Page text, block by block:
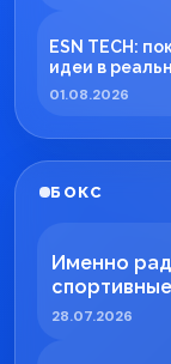
ESN TECH:
идеи в
01.08.2026
БОКС
Именно
28.07.2026